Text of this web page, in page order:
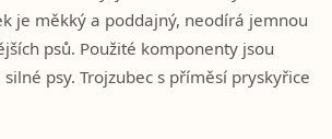
je měkký a poddajný, neodírá jemnou
psů. Použité komponenty jsou
psy. Trojzubec s příměsí pryskyřice